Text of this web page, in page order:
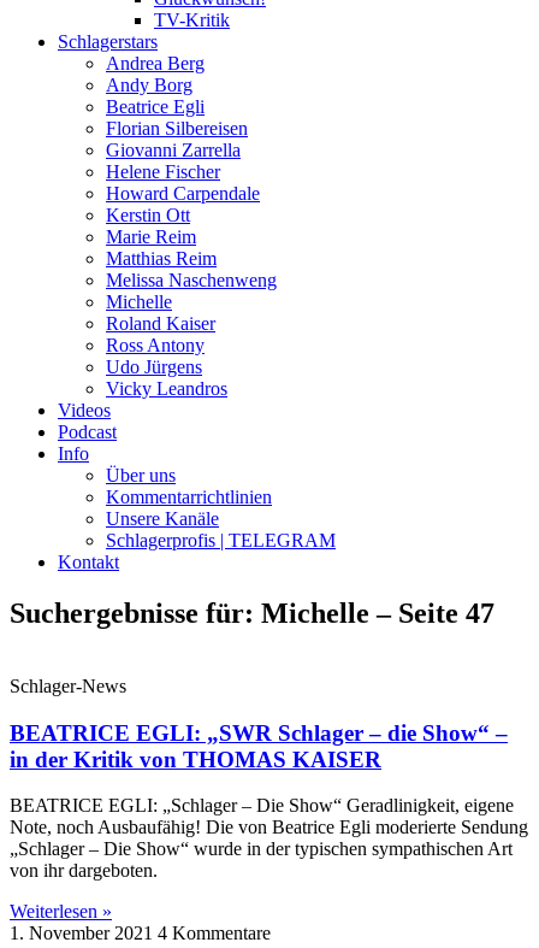
TV-Kritik
Schlagerstars
Andrea Berg
Andy Borg
Beatrice Egli
Florian Silbereisen
Giovanni Zarrella
Helene Fischer
Howard Carpendale
Kerstin Ott
Marie Reim
Matthias Reim
Melissa Naschenweng
Michelle
Roland Kaiser
Ross Antony
Udo Jürgens
Vicky Leandros
Videos
Podcast
Info
Über uns
Kommentarrichtlinien
Unsere Kanäle
Schlagerprofis | TELEGRAM
Kontakt
Suchergebnisse für: Michelle – Seite 47
Schlager-News
BEATRICE EGLI: „SWR Schlager – die Show“ –
in der Kritik von THOMAS KAISER
BEATRICE EGLI: „Schlager – Die Show“ Geradlinigkeit, eigene
Note, noch Ausbaufähig! Die von Beatrice Egli moderierte Sendung
„Schlager – Die Show“ wurde in der typischen sympathischen Art
von ihr dargeboten.
Weiterlesen »
1. November 2021 4 Kommentare